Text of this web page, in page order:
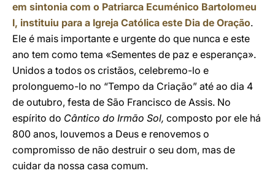
em sintonia com o Patriarca Ecuménico Bartolomeu
I, instituiu para a Igreja Católica este Dia de Oração.
Ele é mais importante e urgente do que nunca e este
ano tem como tema «Sementes de paz e esperança».
Unidos a todos os cristãos, celebremo-lo e
prolonguemo-lo no “Tempo da Criação” até ao dia 4
de outubro, festa de São Francisco de Assis. No
espírito do Cântico do Irmão Sol, composto por ele há
800 anos, louvemos a Deus e renovemos o
compromisso de não destruir o seu dom, mas de
cuidar da nossa casa comum.